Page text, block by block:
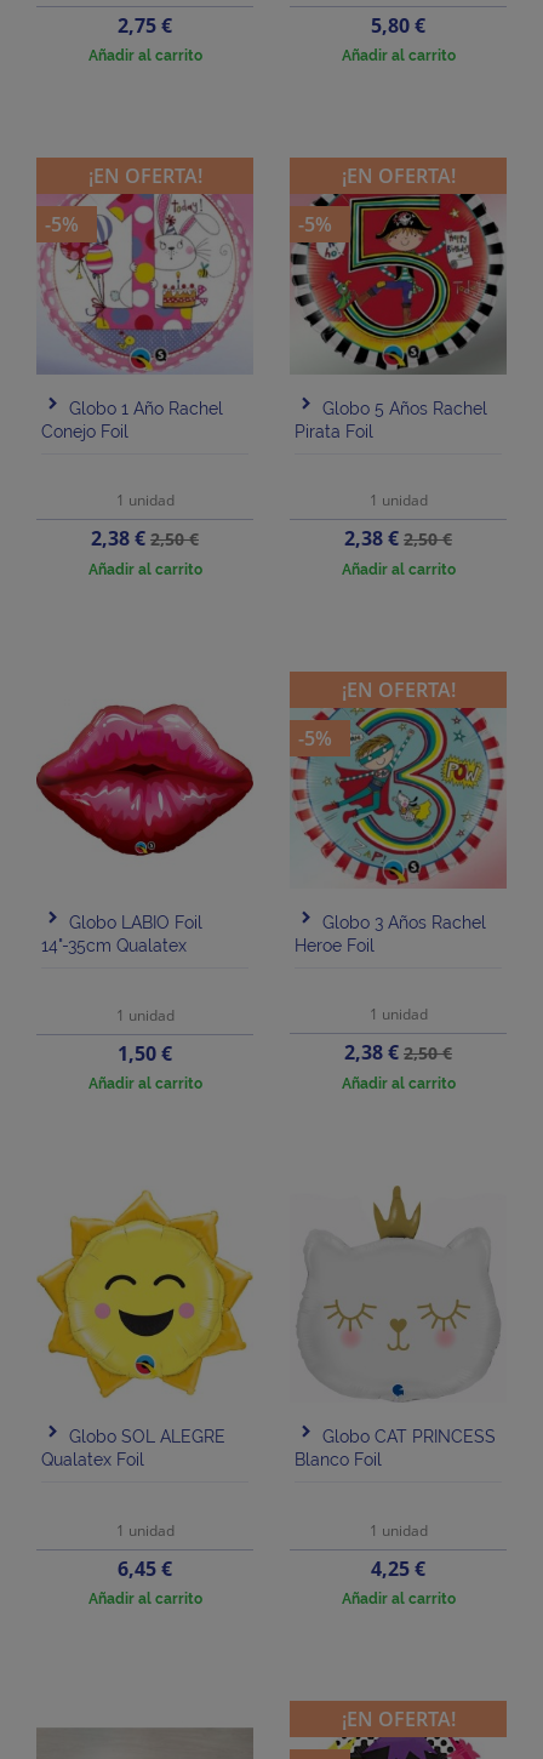
Precio
2,75 €
Añadir al carrito
Precio
5,80 €
Añadir al carrito
Globo 1 Año Rachel
Conejo Foil
1 unidad
Precio
2,38 €Precio
base
2,50 €
Añadir al carrito
¡EN OFERTA!
-5%
Globo 5 Años Rachel
Pirata Foil
1 unidad
Precio
2,38 €Precio
base
2,50 €
Añadir al carrito
¡EN OFERTA!
-5%
Globo LABIO Foil
14"-35cm Qualatex
1 unidad
Precio
1,50 €
Añadir al carrito
Globo 3 Años Rachel
Heroe Foil
1 unidad
Precio
2,38 €Precio
base
2,50 €
Añadir al carrito
¡EN OFERTA!
-5%
Globo SOL ALEGRE
Qualatex Foil
1 unidad
Precio
6,45 €
Añadir al carrito
Globo CAT PRINCESS
Blanco Foil
1 unidad
Precio
4,25 €
Añadir al carrito
¡EN OFERTA!